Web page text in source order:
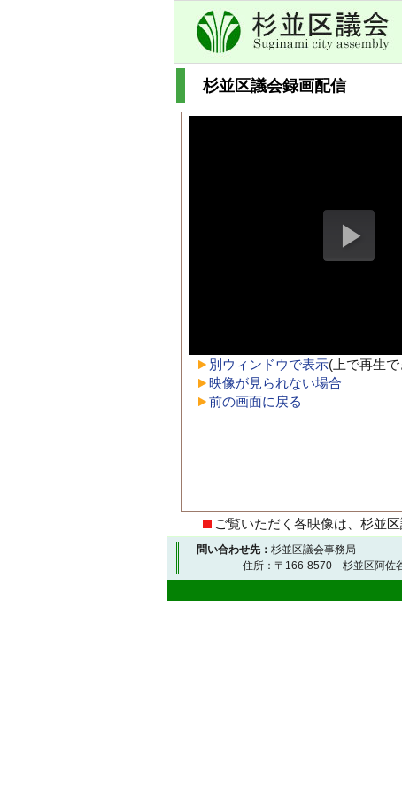
杉並区議会録画配信
別ウィンドウで表示(上で再生
映像が見られない場合
前の画面に戻る
ご覧いただく各映像は、杉並
問い合わせ先： 杉並区議会事務局
住所：〒166-8570 杉並区阿佐